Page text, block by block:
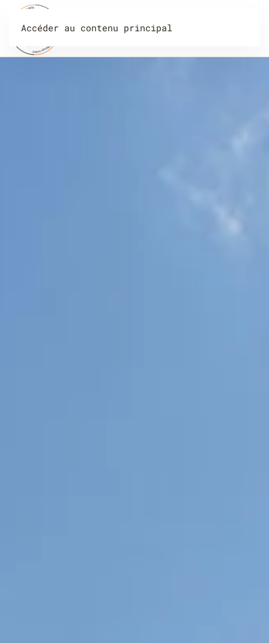
Accéder au contenu principal